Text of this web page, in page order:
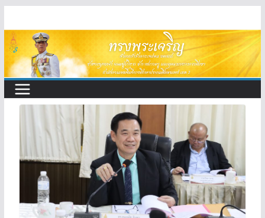
to
content